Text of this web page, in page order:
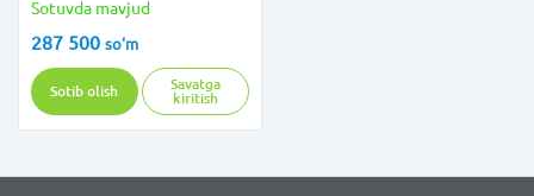
Sotuvda mavjud
287 500 so'm
Sotib olish
Savatga
kiritish